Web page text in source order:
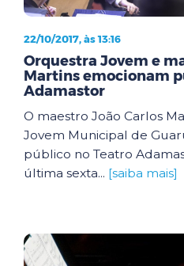
22/10/2017, às 13:16
Orquestra Jovem e
Martins emocionam
Adamastor
O maestro João Carlos
Jovem Municipal de
público no Teatro
última sexta... [saiba mais]